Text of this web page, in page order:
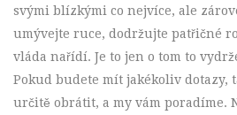
svými blízkými co nejvíce, ale
umývejte ruce, dodržujte patřičné
vláda nařídí. Je to jen o tom to
Pokud budete mít jakékoliv dotazy,
určitě obrátit, a my vám poradíme.